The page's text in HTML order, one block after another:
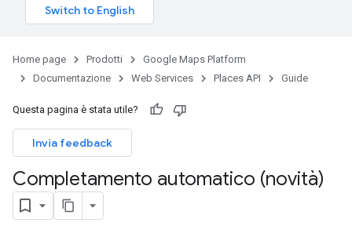
Home page Prodotti
Google Maps Platform
Documentazione
Web Services Places API Guide
Questa pagina è stata utile?
Invia feedback
Completamento automatico (novità)